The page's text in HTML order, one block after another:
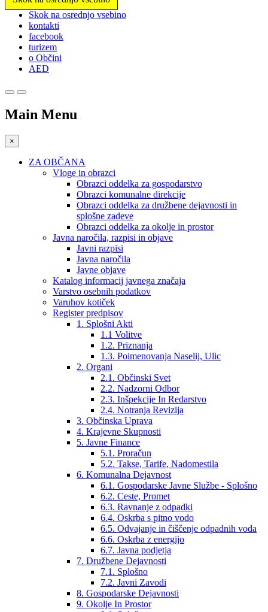
Prosimo,
upoštevajte:
spletno
mesto
vključuje
sistem
Skok na osrednjo vsebino
kontakti
facebook
turizem
o Občini
AED
Main Menu
×
ZA OBČANA
Vloge in obrazci
Obrazci oddelka za gospodarstvo
Obrazci komunalne direkcije
Obrazci oddelka za družbene dejavnosti in
splošne zadeve
Obrazci oddelka za okolje in prostor
Javna naročila, razpisi in objave
Javni razpisi
Javna naročila
Javne objave
Katalog informacij javnega značaja
Varstvo osebnih podatkov
Varuhov kotiček
Register predpisov
1. Splošni Akti
1.1 Volitve
1.2. Priznanja
1.3. Poimenovanja Naselij, Ulic
2. Organi
2.1. Občinski Svet
2.2. Nadzorni Odbor
2.3. Inšpekcije In Redarstvo
2.4. Notranja Revizija
3. Občinska Uprava
4. Krajevne Skupnosti
5. Javne Finance
5.1. Proračun
5.2. Takse, Tarife, Nadomestila
6. Komunalna Dejavnost
6.1. Gospodarske Javne Službe - Splošno
6.2. Ceste, Promet
6.3. Ravnanje z odpadki
6.4. Oskrba s pitno vodo
6.5. Odvajanje in čiščenje odpadnih voda
6.6. Oskrba z energijo
6.7. Javna podjetja
7. Družbene Dejavnosti
7.1. Splošno
7.2. Javni Zavodi
8. Gospodarske Dejavnosti
9. Okolje In Prostor